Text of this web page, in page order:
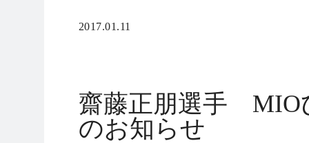
2017.01.11
齋藤正朋選手 MIO
のお知らせ